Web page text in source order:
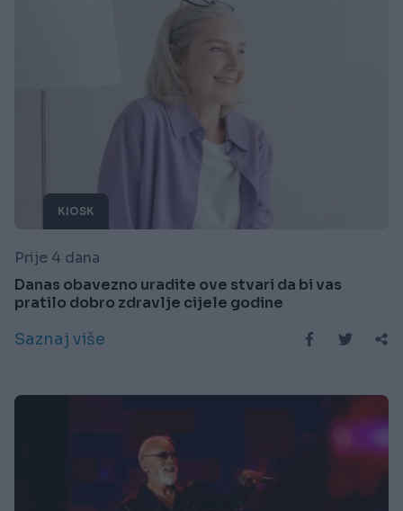
KIOSK
Prije 4 dana
Danas obavezno uradite ove stvari da bi vas
pratilo dobro zdravlje cijele godine
Saznaj više